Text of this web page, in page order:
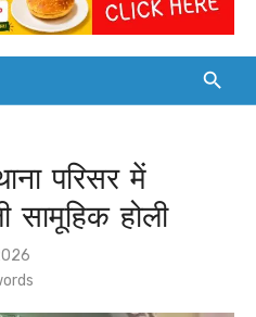
परिसर में
सामूहिक होली